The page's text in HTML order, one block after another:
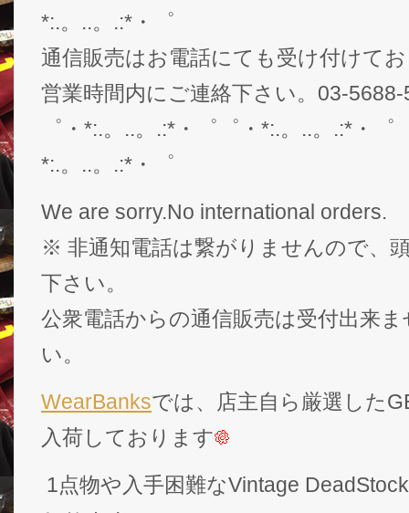
*:.。..。.:*・゜
通信販売はお電話にても受け付けて
営業時間内にご連絡下さい。03-5688-
゜・*:.。..。.:*・゜゜・*:.。..。.:*・
*:.。..。.:*・゜
We are sorry.No international orders.
※ 非通知電話は繋がりませんので、
下さい。
公衆電話からの通信販売は受付出来
い。
WearBanksでは、店主自ら厳選した
入荷しております
1点物や入手困難なVintage